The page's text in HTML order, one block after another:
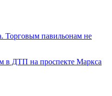
Торговым павильонам не
в ДТП на проспекте Маркса